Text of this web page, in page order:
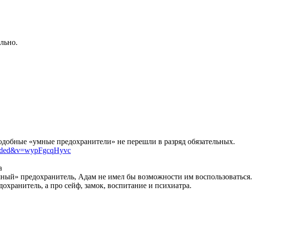
«умные предохранители» не перешли в разряд обязательных.
предохранитель, Адам не имел бы возможности им воспользоваться.
а про сейф, замок, воспитание и психиатра.